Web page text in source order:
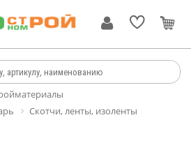
Скотчи, ленты, изоленты